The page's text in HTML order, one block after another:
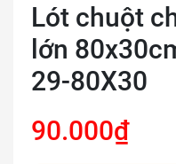
Lót chuột
lớn
29-80X30
90.000₫